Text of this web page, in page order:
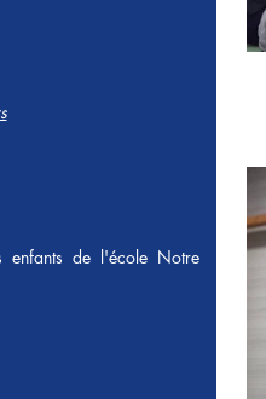
enfants de l'école Notre